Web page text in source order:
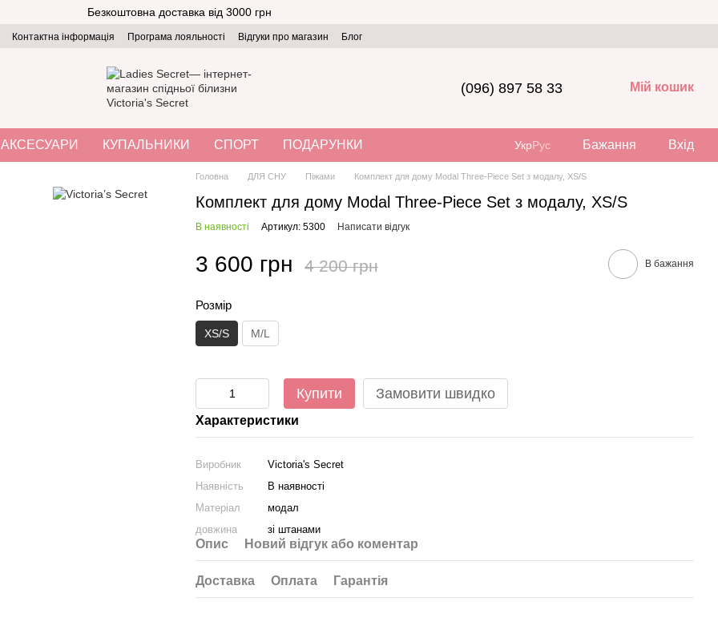
Безкоштовна доставка від 3000 грн
Контактна інформація Програма лояльності Відгуки про магазин Блог
(096) 897 58 33 Мій кошик
АКСЕСУАРИ КУПАЛЬНИКИ СПОРТ ПОДАРУНКИ УкрРус Бажання Вхід
Головна ДЛЯ СНУ Піжами Комплект для дому Modal Three-Piece Set з модалу, XS/S
Комплект для дому Modal Three-Piece Set з модалу, XS/S
В наявності Артикул: 5300 Написати відгук
3 600 грн 4 200 грн В бажання
Розмір
XS/S M/L
Купити Замовити швидко
Характеристики
Виробник
Victoria's Secret
Наявність
В наявності
Матеріал
модал
довжина
зі штанами
Опис Новий відгук або коментар
Доставка Оплата Гарантія